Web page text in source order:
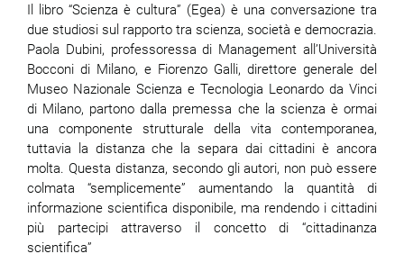
Il libro “Scienza è cultura” (Egea) è una conversazione tra
due studiosi sul rapporto tra scienza, società e democrazia.
Paola Dubini, professoressa di Management all’Università
Bocconi di Milano, e Fiorenzo Galli, direttore generale del
Museo Nazionale Scienza e Tecnologia Leonardo da Vinci
di Milano, partono dalla premessa che la scienza è ormai
una componente strutturale della vita contemporanea,
tuttavia la distanza che la separa dai cittadini è ancora
molta. Questa distanza, secondo gli autori, non può essere
colmata “semplicemente” aumentando la quantità di
informazione scientifica disponibile, ma rendendo i cittadini
più partecipi attraverso il concetto di “cittadinanza
scientifica”